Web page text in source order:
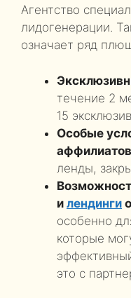
Агентство
лидогенерации.
означает ряд
течение 2
15
Особые
ленды,
и лендинги
особенно
которые
это с